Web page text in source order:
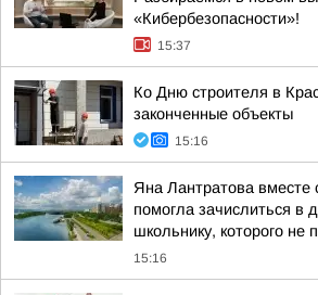
«Кибербезопасности»!
15:37
Ко Дню строителя в
законченные объекты
15:16
Яна Лантратова вместе
помогла зачислиться в
школьнику, которого не
15:16